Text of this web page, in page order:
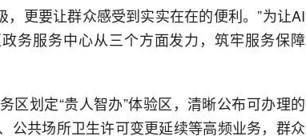
，更要让群众感受到实实在在的便利。”为让AI
务服务中心从三个方面发力，筑牢服务保障
区划定“贵人智办”体验区，清晰公布可办理的
公共场所卫生许可变更延续等高频业务，群众